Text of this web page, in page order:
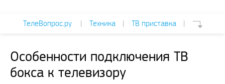
ТелеВопрос.ру | Техника | ТВ приставка |
Особенности подключения ТВ
бокса к телевизору